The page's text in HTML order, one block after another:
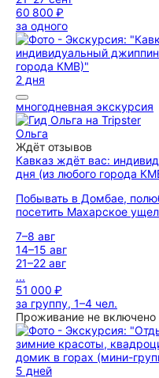
60 800 ₽
за одного
2 дня
многодневная экскурсия
Ольга
Ждёт отзывов
Кавказ ждёт вас:
дня (из любого города
Побывать в Домбае,
посетить Махарское
7–8 авг
14–15 авг
21–22 авг
...
51 000 ₽
за группу, 1–4 чел.
Проживание не включено
5 дней